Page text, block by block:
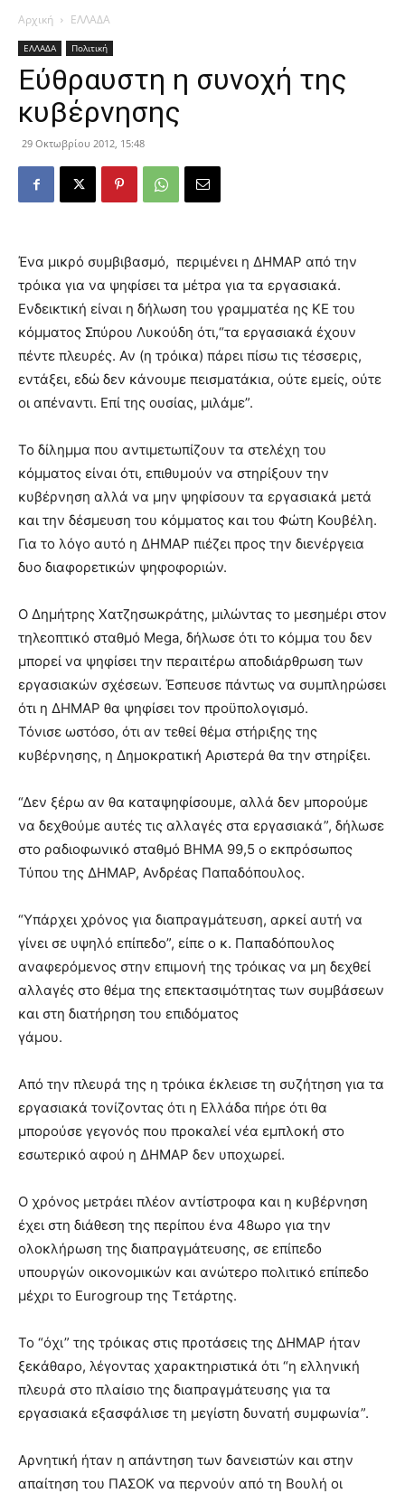
Αρχική ΕΛΛΑΔΑ
ΕΛΛΑΔΑ Πολιτική
Εύθραυστη η συνοχή της
κυβέρνησης
29 Οκτωβρίου 2012, 15:48
Ένα μικρό συμβιβασμό, περιμένει η ΔΗΜΑΡ από την
τρόικα για να ψηφίσει τα μέτρα για τα εργασιακά.
Ενδεικτική είναι η δήλωση του γραμματέα ης ΚΕ του
κόμματος Σπύρου Λυκούδη ότι,“τα εργασιακά έχουν
πέντε πλευρές. Αν (η τρόικα) πάρει πίσω τις τέσσερις,
εντάξει, εδώ δεν κάνουμε πεισματάκια, ούτε εμείς, ούτε
οι απέναντι. Επί της ουσίας, μιλάμε”.
Το δίλημμα που αντιμετωπίζουν τα στελέχη του
κόμματος είναι ότι, επιθυμούν να στηρίξουν την
κυβέρνηση αλλά να μην ψηφίσουν τα εργασιακά μετά
και την δέσμευση του κόμματος και του Φώτη Κουβέλη.
Για το λόγο αυτό η ΔΗΜΑΡ πιέζει προς την διενέργεια
δυο διαφορετικών ψηφοφοριών.
Ο Δημήτρης Χατζησωκράτης, μιλώντας το μεσημέρι στον
τηλεοπτικό σταθμό Mega, δήλωσε ότι το κόμμα του δεν
μπορεί να ψηφίσει την περαιτέρω αποδιάρθρωση των
εργασιακών σχέσεων. Έσπευσε πάντως να συμπληρώσει
ότι η ΔΗΜΑΡ θα ψηφίσει τον προϋπολογισμό.
Τόνισε ωστόσο, ότι αν τεθεί θέμα στήριξης της
κυβέρνησης, η Δημοκρατική Αριστερά θα την στηρίξει.
“Δεν ξέρω αν θα καταψηφίσουμε, αλλά δεν μπορούμε
να δεχθούμε αυτές τις αλλαγές στα εργασιακά”, δήλωσε
στο ραδιοφωνικό σταθμό ΒΗΜΑ 99,5 ο εκπρόσωπος
Τύπου της ΔΗΜΑΡ, Ανδρέας Παπαδόπουλος.
“Υπάρχει χρόνος για διαπραγμάτευση, αρκεί αυτή να
γίνει σε υψηλό επίπεδο”, είπε ο κ. Παπαδόπουλος
αναφερόμενος στην επιμονή της τρόικας να μη δεχθεί
αλλαγές στο θέμα της επεκτασιμότητας των συμβάσεων
και στη διατήρηση του επιδόματος
γάμου.
Από την πλευρά της η τρόικα έκλεισε τη συζήτηση για τα
εργασιακά τονίζοντας ότι η Ελλάδα πήρε ότι θα
μπορούσε γεγονός που προκαλεί νέα εμπλοκή στο
εσωτερικό αφού η ΔΗΜΑΡ δεν υποχωρεί.
Ο χρόνος μετράει πλέον αντίστροφα και η κυβέρνηση
έχει στη διάθεση της περίπου ένα 48ωρο για την
ολοκλήρωση της διαπραγμάτευσης, σε επίπεδο
υπουργών οικονομικών και ανώτερο πολιτικό επίπεδο
μέχρι το Eurogroup της Τετάρτης.
Το “όχι” της τρόικας στις προτάσεις της ΔΗΜΑΡ ήταν
ξεκάθαρο, λέγοντας χαρακτηριστικά ότι “η ελληνική
πλευρά στο πλαίσιο της διαπραγμάτευσης για τα
εργασιακά εξασφάλισε τη μεγίστη δυνατή συμφωνία”.
Αρνητική ήταν η απάντηση των δανειστών και στην
απαίτηση του ΠΑΣΟΚ να περνούν από τη Βουλή οι